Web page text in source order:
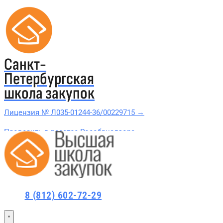
Санкт-
Петербургская
школа закупок
Лицензия № Л035-01244-36/00229715 →
Проверить в реестре Рособрнадзора →
Все курсы 44-ФЗ и 223-ФЗ
Курсы по 223-ФЗ
8 (812) 602-72-29